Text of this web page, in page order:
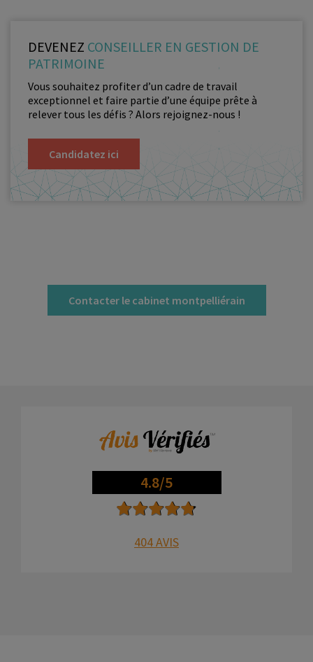
quartiers où chacun pourra trouver le mode de vie qu’il privilégie
pour son foyer. Que vous soyez plutôt
urbain ou rural
saura vous proposer une réelle diversité dans ses cadres de vie et
ce en quelques kilomètres, vous n’aurez plus qu’à choisir où
investir!
DEVENEZ CONSEILLER EN GESTION DE
PATRIMOINE
Vous souhaitez profiter d’un cadre de travail
exceptionnel et faire partie d’une équipe prête à
relever tous les défis ? Alors rejoignez-nous !
Candidatez ici
Contacter le cabinet montpelliérain
4.8/5
404 AVIS